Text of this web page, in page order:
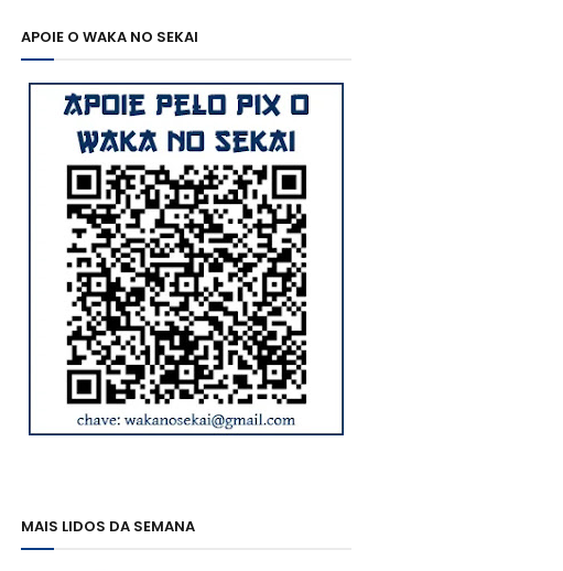
APOIE O WAKA NO SEKAI
MAIS LIDOS DA SEMANA